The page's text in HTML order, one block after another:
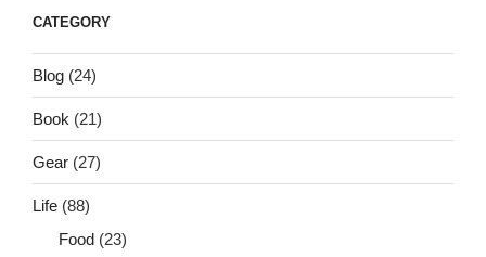
CATEGORY
Blog (24)
Book (21)
Gear (27)
Life (88)
Food (23)